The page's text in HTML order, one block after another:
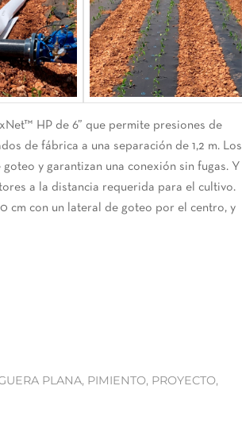
HP de 6” que permite presiones de
de fábrica a una separación de 1,2 m. Los
y garantizan una conexión sin fugas. Y
a la distancia requerida para el cultivo.
cm con un lateral de goteo por el centro, y
PLANA, PIMIENTO, PROYECTO,